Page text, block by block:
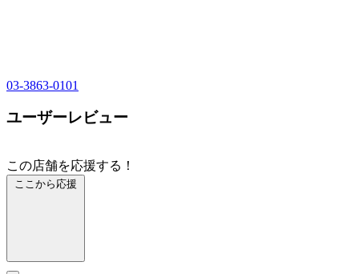
03-3863-0101
ユーザーレビュー
この店舗を応援する！
ここから応援